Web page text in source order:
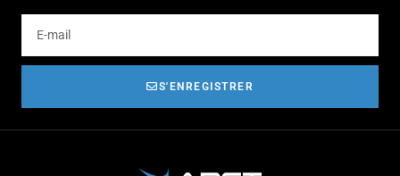
S'ENREGISTRER